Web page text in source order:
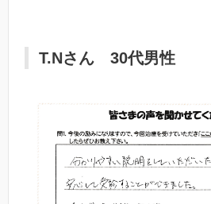
T.Nさん 30代男性